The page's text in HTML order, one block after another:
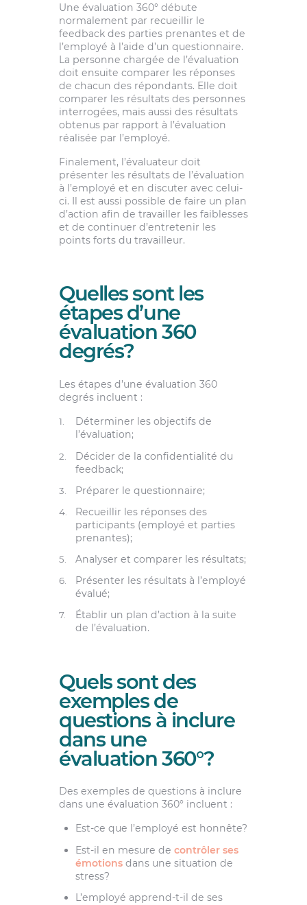
Une évaluation 360° débute
normalement par recueillir le
feedback des parties prenantes et de
l’employé à l’aide d’un questionnaire.
La personne chargée de l’évaluation
doit ensuite comparer les réponses
de chacun des répondants. Elle doit
comparer les résultats des personnes
interrogées, mais aussi des résultats
obtenus par rapport à l’évaluation
réalisée par l’employé.
Finalement, l’évaluateur doit
présenter les résultats de l’évaluation
à l’employé et en discuter avec celui-
ci. Il est aussi possible de faire un plan
d’action afin de travailler les faiblesses
et de continuer d’entretenir les
points forts du travailleur.
Quelles sont les
étapes d’une
évaluation 360
degrés?
Les étapes d’une évaluation 360
degrés incluent :
Déterminer les objectifs de
l’évaluation;
Décider de la confidentialité du
feedback;
Préparer le questionnaire;
Recueillir les réponses des
participants (employé et parties
prenantes);
Analyser et comparer les résultats;
Présenter les résultats à l’employé
évalué;
Établir un plan d’action à la suite
de l’évaluation.
Quels sont des
exemples de
questions à inclure
dans une
évaluation 360°?
Des exemples de questions à inclure
dans une évaluation 360° incluent :
Est-ce que l’employé est honnête?
Est-il en mesure de contrôler ses
émotionsdans une situation de
stress?
L’employé apprend-t-il de ses